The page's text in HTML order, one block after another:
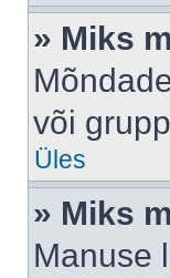
» Miks
või
Üles
» Miks
Manuse